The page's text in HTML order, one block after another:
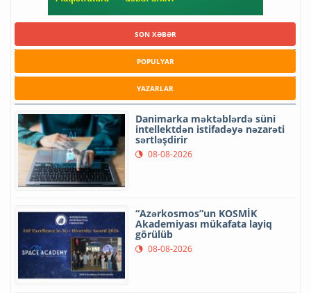
SON XƏBƏR
POPULYAR
YAZARLAR
Danimarka məktəblərdə süni
intellektdən istifadəyə nəzarəti
sərtləşdirir
08-08-2026
“Azərkosmos”un KOSMİK
Akademiyası mükafata layiq
görülüb
08-08-2026